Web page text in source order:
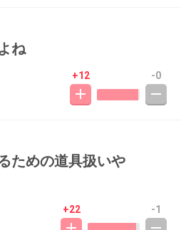
ね
+12 -0
ための道具扱いや
+22 -1